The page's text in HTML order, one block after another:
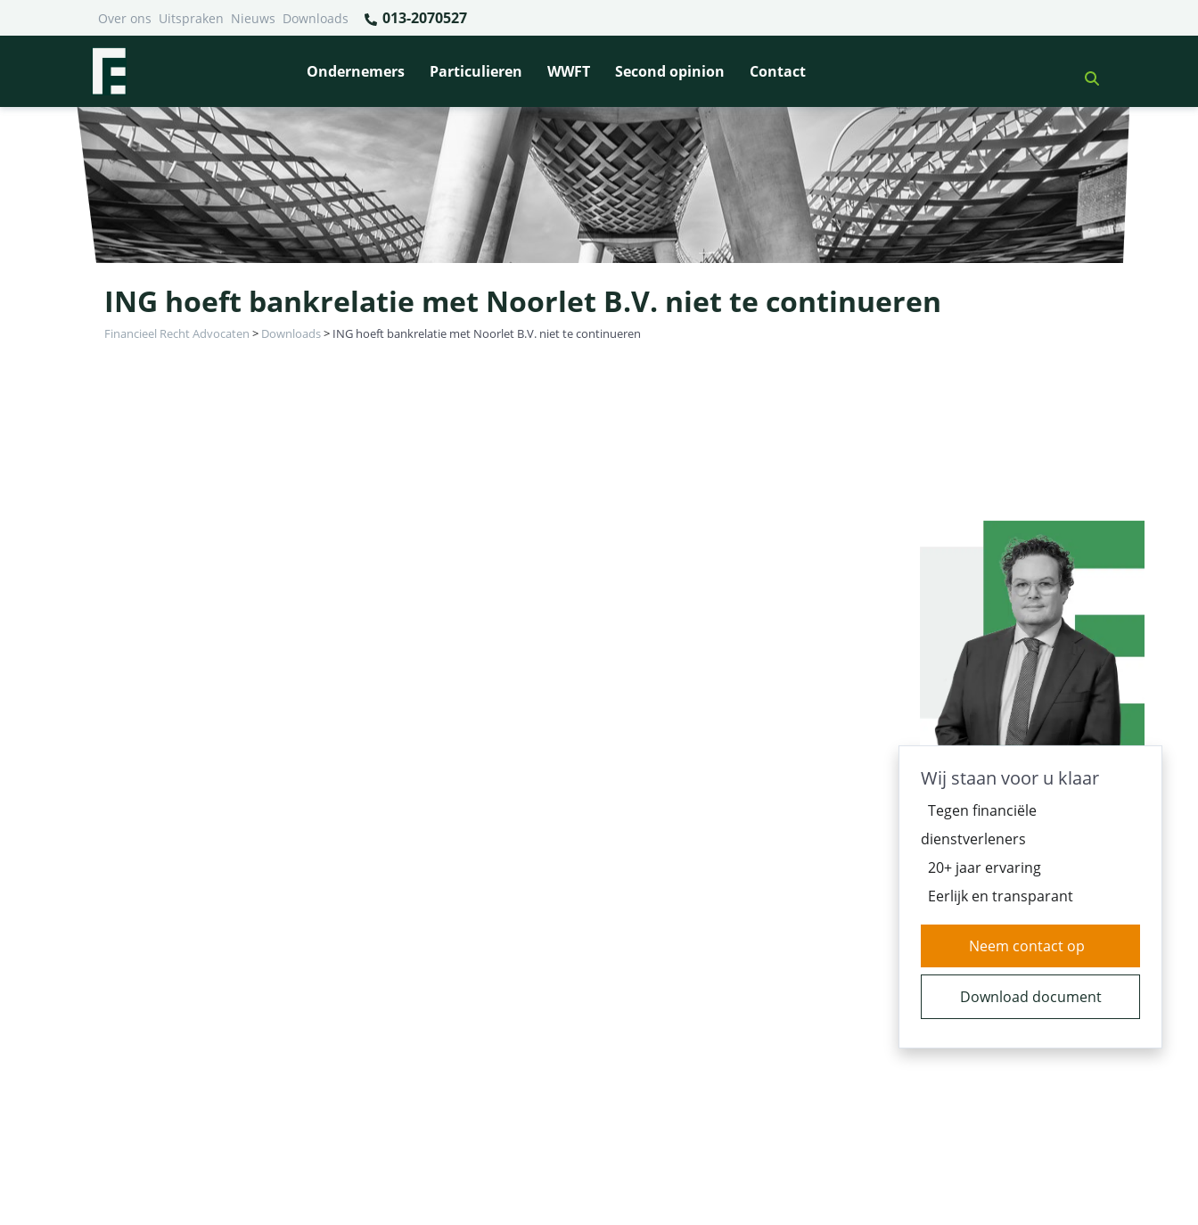
Over ons Uitspraken Nieuws Downloads 013-2070527
Ondernemers Particulieren WWFT Second opinion Contact
ING hoeft bankrelatie met Noorlet B.V. niet te continueren
Financieel Recht Advocaten > Downloads> ING hoeft bankrelatie met Noorlet B.V. niet te continueren
Wij staan voor u klaar
Tegen financiële
dienstverleners
20+ jaar ervaring
Eerlijk en transparant
Neem contact op
Download document